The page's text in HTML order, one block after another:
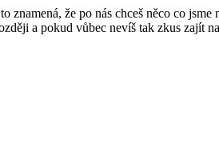
znamená, že po nás chceš něco co
a pokud vůbec nevíš tak zkus zajít